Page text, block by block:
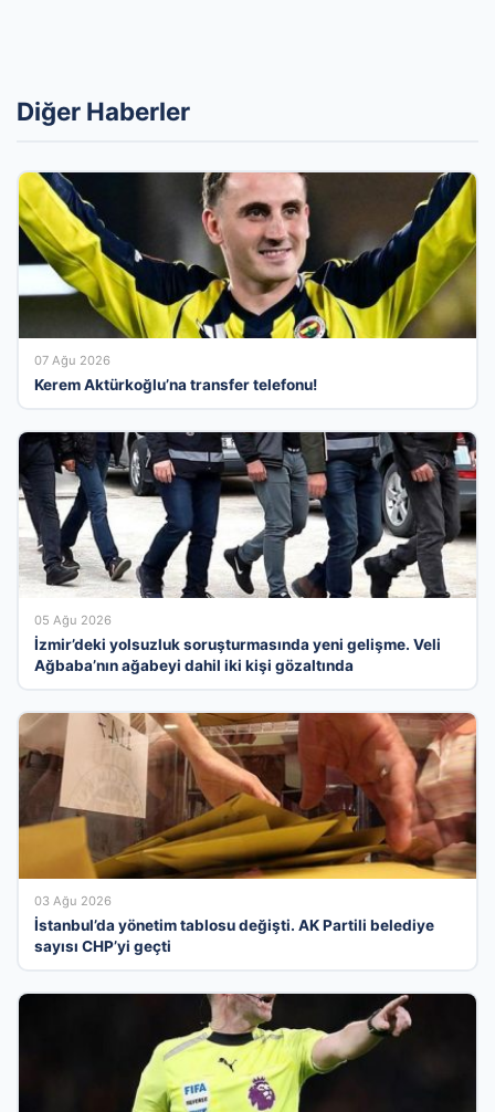
Diğer Haberler
07 Ağu 2026
Kerem Aktürkoğlu’na transfer telefonu!
05 Ağu 2026
İzmir’deki yolsuzluk soruşturmasında yeni gelişme. Veli
Ağbaba’nın ağabeyi dahil iki kişi gözaltında
03 Ağu 2026
İstanbul’da yönetim tablosu değişti. AK Partili belediye
sayısı CHP’yi geçti